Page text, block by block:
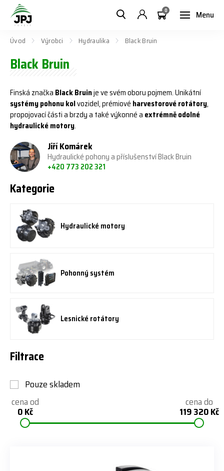
Menu
0
Úvod Výrobci Hydraulika Black Bruin
Black Bruin
Finská značka Black Bruinje ve svém oboru pojmem. Unikátní
systémy pohonu kolvozidel, prémiové harvestorové rotátory,
propojovací části a brzdy a také výkonné a extrémně odolné
hydraulické motory.
Jiří Komárek
Hydraulické pohony a příslušenství Black Bruin
+420 773 202 321
Kategorie
Hydraulické motory
Pohonný systém
Lesnické rotátory
Filtrace
Pouze skladem
cena od
0 Kč
cena do
119 320 Kč